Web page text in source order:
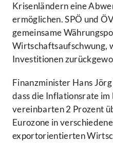
Krisenländern eine
ermöglichen. SPÖ und
gemeinsame
Wirtschaftsaufschwung,
Investitionen
Finanzminister Hans
dass die Inflationsrate
vereinbarten 2 Prozent
Eurozone in
exportorientierten